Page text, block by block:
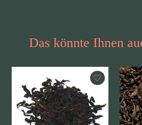
Das könnte Ihnen
Produkt-Karussell-Artikel